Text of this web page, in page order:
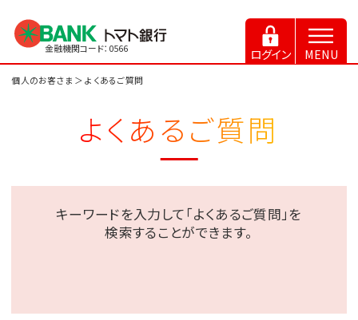
金融機関コード：0566 ログイン MENU
個人のお客さま ＞ よくあるご質問
よくあるご質問
キーワードを入力して「よくあるご質問」を
検索することができます。